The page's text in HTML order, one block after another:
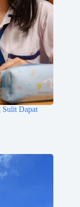
Sulit Dapat